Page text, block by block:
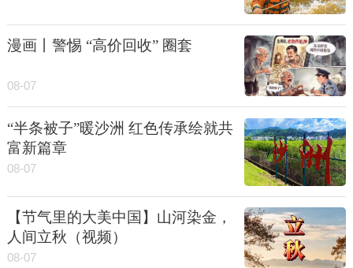
漫画丨警惕 “高价回收” 圈套
08-07
“半条被子”暖沙洲 红色传承绘就共
富新篇章
08-07
【节气里的大美中国】山河染金，
人间立秋（视频）
08-07